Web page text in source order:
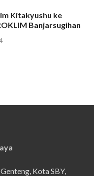
Kitakyushu ke
Banjarsugihan
Kota SBY,